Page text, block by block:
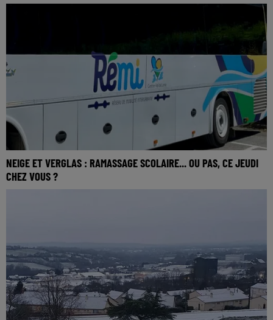
NEIGE ET VERGLAS : RAMASSAGE SCOLAIRE... OU PAS, CE JEUDI
CHEZ VOUS ?